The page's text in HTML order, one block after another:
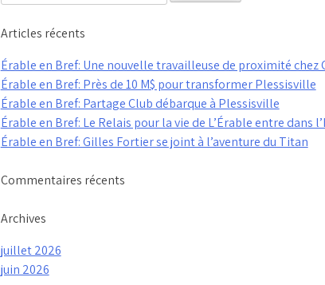
Articles récents
Érable en Bref: Une nouvelle travailleuse de proximité chez
Érable en Bref: Près de 10 M$ pour transformer Plessisville
Érable en Bref: Partage Club débarque à Plessisville
Érable en Bref: Le Relais pour la vie de L’Érable entre dans
Érable en Bref: Gilles Fortier se joint à l’aventure du Titan
Commentaires récents
Archives
juillet 2026
juin 2026